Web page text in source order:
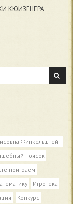
КЮИЗЕНЕРА
Финкельштейн
поясок
поиграем
Игротека
Конкурс